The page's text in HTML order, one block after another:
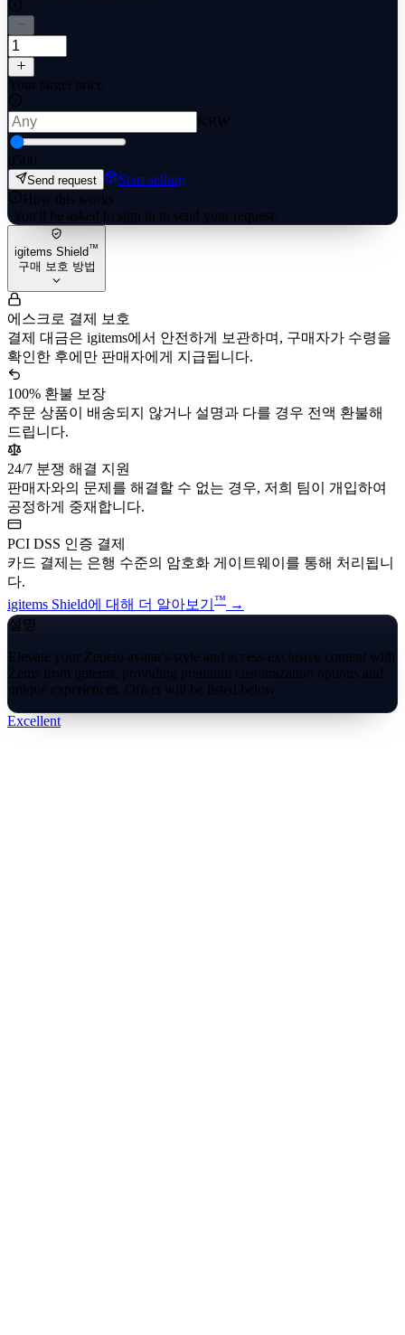
Your target price
KRW
0500
Send request
Start selling
How this works
·You'll be asked to sign in to send your request.
igitems Shield™
구매 보호 방법
에스크로 결제 보호
결제 대금은 igitems에서 안전하게 보관하며, 구매자가 수령을
확인한 후에만 판매자에게 지급됩니다.
100% 환불 보장
주문 상품이 배송되지 않거나 설명과 다를 경우 전액 환불해
드립니다.
24/7 분쟁 해결 지원
판매자와의 문제를 해결할 수 없는 경우, 저희 팀이 개입하여
공정하게 중재합니다.
PCI DSS 인증 결제
카드 결제는 은행 수준의 암호화 게이트웨이를 통해 처리됩니
다.
igitems Shield에 대해 더 알아보기 ™ →
설명
Elevate your Zepeto avatar's style and access exclusive content with
Zems from igitems, providing premium customization options and
unique experiences. Offers will be listed below.
Excellent